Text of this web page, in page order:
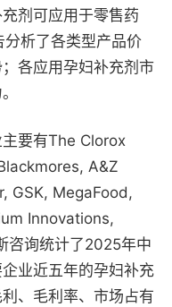
剂可应用于零售药
析了各类型产品价
各应用孕妇补充剂市
要有The Clorox
A&Z
GSK, MegaFood,
Innovations,
咨询统计了2025年中
业近五年的孕妇补充
、毛利率、市场占有